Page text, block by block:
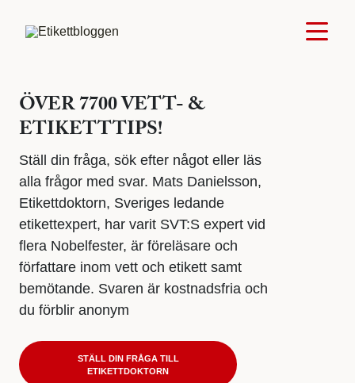
ÖVER 7700 VETT- &
ETIKETTTIPS!
Ställ din fråga, sök efter något eller läs
alla frågor med svar. Mats Danielsson,
Etikettdoktorn, Sveriges ledande
etikettexpert, har varit SVT:S expert vid
flera Nobelfester, är föreläsare och
författare inom vett och etikett samt
bemötande. Svaren är kostnadsfria och
du förblir anonym
STÄLL DIN FRÅGA TILL
ETIKETTDOKTORN